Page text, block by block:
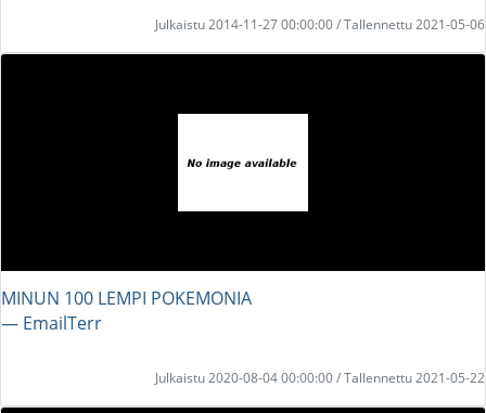
Julkaistu 2014-11-27 00:00:00 / Tallennettu 2021-05-06
MINUN 100 LEMPI POKEMONIA
― EmailTerr
Julkaistu 2020-08-04 00:00:00 / Tallennettu 2021-05-22